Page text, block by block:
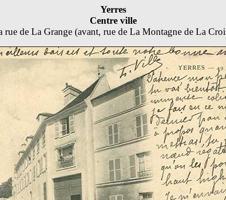
Yerres
Centre ville
rue de La Grange (avant, rue de La Montagne de La